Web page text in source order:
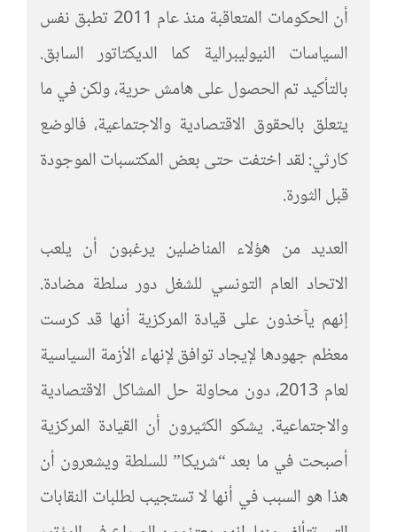
أن الحكومات المتعاقبة منذ عام 2011 تطبق نفس
السياسات النيوليبرالية كما الديكتاتور السابق.
بالتأكيد تم الحصول على هامش حرية، ولكن في ما
يتعلق بالحقوق الاقتصادية والاجتماعية، فالوضع
كارثي: لقد اختفت حتى بعض المكتسبات الموجودة
قبل الثورة.
العديد من هؤلاء المناضلين يرغبون أن يلعب
الاتحاد العام التونسي للشغل دور سلطة مضادة.
إنهم يآخذون على قيادة المركزية أنها قد كرست
معظم جهودها لإيجاد توافق لإنهاء الأزمة السياسية
لعام 2013، دون محاولة حل المشاكل الاقتصادية
والاجتماعية. يشكو الكثيرون أن القيادة المركزية
أصبحت في ما بعد “شريكا” للسلطة ويشعرون أن
هذا هو السبب في أنها لا تستجيب لطلبات النقابات